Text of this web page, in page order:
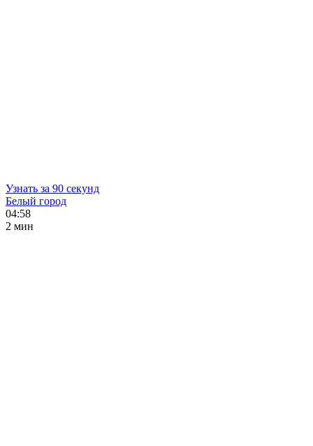
Узнать за 90 секунд
Белый город
04:58
2 мин